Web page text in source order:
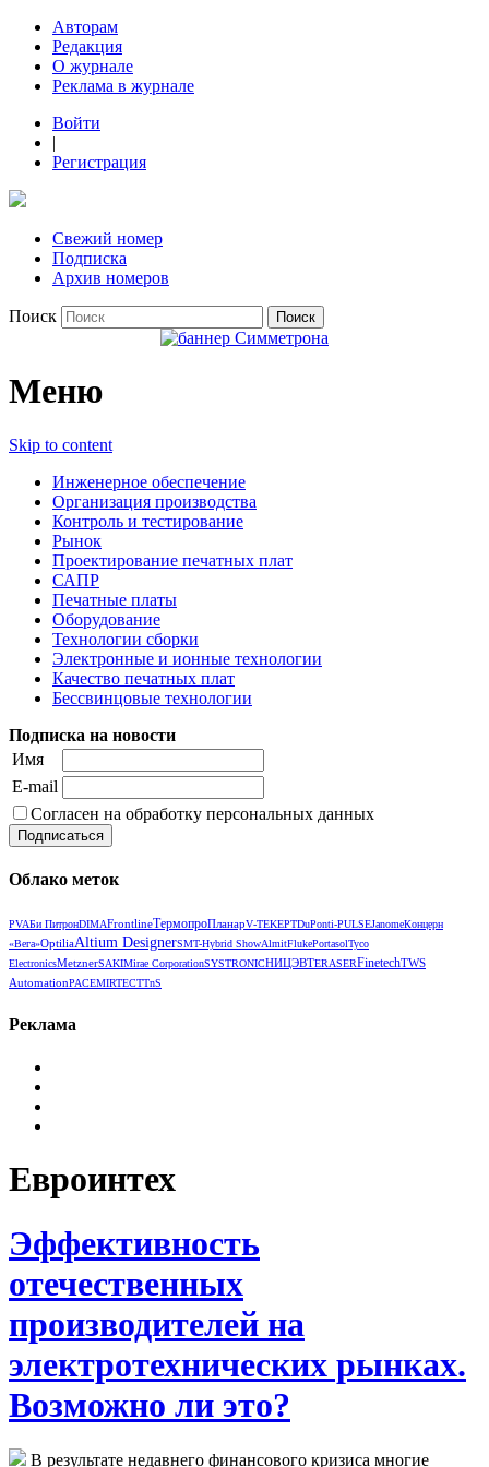
Авторам
Редакция
О журнале
Реклама в журнале
Войти
|
Регистрация
Свежий номер
Подписка
Архив номеров
Поиск
Меню
Skip to content
Инженерное обеспечение
Организация производства
Контроль и тестирование
Рынок
Проектирование печатных плат
САПР
Печатные платы
Оборудование
Технологии сборки
Электронные и ионные технологии
Качество печатных плат
Бессвинцовые технологии
Подписка на новости
Имя
E-mail
Согласен на обработку персональных данных
Облако меток
PVAБи ПитронDIMAFrontlineТермопроПланарV‑TEKEPTDuPonti-PULSEJanomeКонцерн
«Вега»OptiliaAltium DesignerSMT-Hybrid ShowAlmitFlukePortasolTyco
ElectronicsMetznerSAKIMirae CorporationSYSTRONICНИЦЭВТERASERFinetechTWS
AutomationРАСЕMIRTECTTnS
Реклама
Евроинтех
Эффективность
отечественных
производителей на
электротехнических рынках.
Возможно ли это?
В результате недавнего финансового кризиса многие